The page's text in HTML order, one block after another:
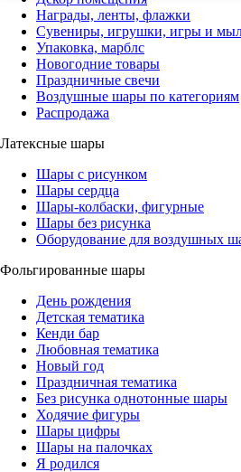
Награды, ленты, флажки
Сувениры, игрушки, игры и
Упаковка, марблс
Новогодние товары
Праздничные свечи
Воздушные шары по категориям
Распродажа
Латексные шары
Шары с рисунком
Шары сердца
Шары-колбаски, фигурные
Шары без рисунка
Оборудование для воздушных
Фольгированные шары
День рождения
Детская тематика
Кенди бар
Любовная тематика
Новый год
Праздничная тематика
Без рисунка однотонные шары
Ходячие фигуры
Шары цифры
Шары на палочках
Я родился